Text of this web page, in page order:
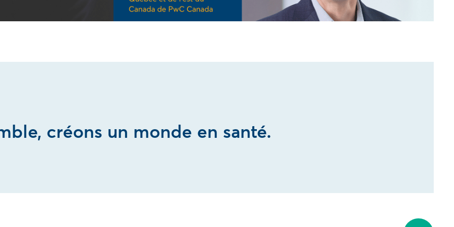
créons un monde en santé.